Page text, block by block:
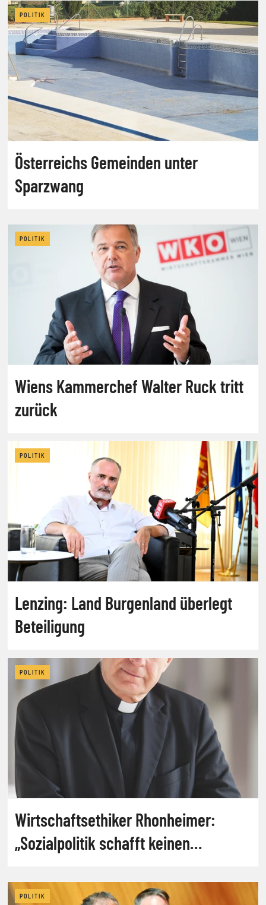
POLITIK
Österreichs Gemeinden unter
Sparzwang
POLITIK
Wiens Kammerchef Walter Ruck tritt
zurück
POLITIK
Lenzing: Land Burgenland überlegt
Beteiligung
POLITIK
Wirtschaftsethiker Rhonheimer:
„Sozialpolitik schafft keinen
POLITIK